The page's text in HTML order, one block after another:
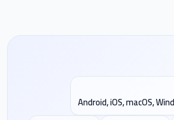
Android, iOS, macOS,